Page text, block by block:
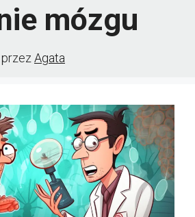
mózgu
przez Agata